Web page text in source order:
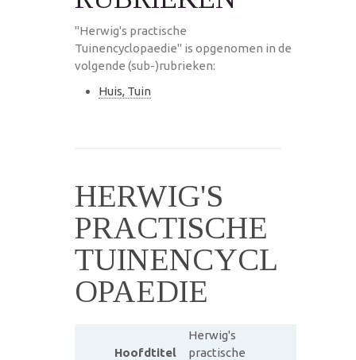
"Herwig's practische
Tuinencyclopaedie" is opgenomen in de
volgende (sub-)rubrieken:
Huis, Tuin
HERWIG'S
PRACTISCHE
TUINENCYCL
OPAEDIE
Hoofdtitel
Herwig's
practische